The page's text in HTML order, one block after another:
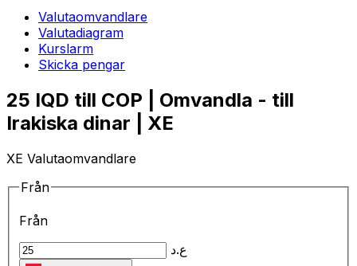
Valutaomvandlare
Valutadiagram
Kurslarm
Skicka pengar
25 IQD till COP | Omvandla - till
Irakiska dinar | XE
XE Valutaomvandlare
Från
Från
ع.د